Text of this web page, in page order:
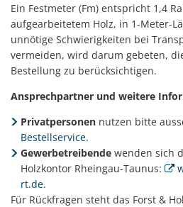
Ein Festmeter (Fm) entspricht 1,4
aufgearbeitetem Holz, in 1-Meter-
unnötige Schwierigkeiten bei
vermeiden, wird darum gebeten,
Bestellung zu berücksichtigen.
Ansprechpartner und weitere
Privatpersonennutzen bitte
Bestellservice.
Gewerbetreibendewenden sich
Holzkontor Rheingau-Taunus:
rt.de.
Für Rückfragen steht das Forst &